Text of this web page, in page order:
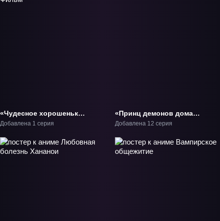
«Чудесное хорошенькое
лекарство! Фильм»
Добавлена 1 серия
«Принц демонов дома
Момоти» ТВ-1
Добавлена 12 серия